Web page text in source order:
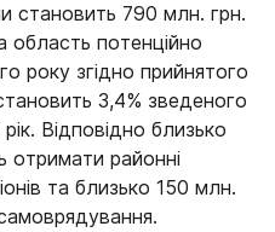
становить 790 млн. грн.
область потенційно
року згідно прийнятого
3,4% зведеного
Відповідно близько
районні
та близько 150 млн.